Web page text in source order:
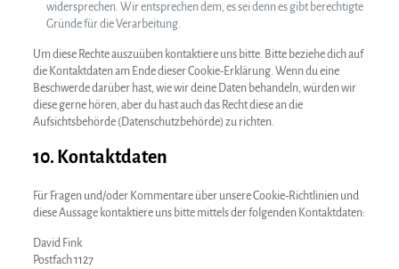
widersprechen. Wir entsprechen dem, es sei denn es gibt berechtigte
Gründe für die Verarbeitung.
Um diese Rechte auszuüben kontaktiere uns bitte. Bitte beziehe dich auf
die Kontaktdaten am Ende dieser Cookie-Erklärung. Wenn du eine
Beschwerde darüber hast, wie wir deine Daten behandeln, würden wir
diese gerne hören, aber du hast auch das Recht diese an die
Aufsichtsbehörde (Datenschutzbehörde) zu richten.
10. Kontaktdaten
Für Fragen und/oder Kommentare über unsere Cookie-Richtlinien und
diese Aussage kontaktiere uns bitte mittels der folgenden Kontaktdaten:
David Fink
Postfach 1127